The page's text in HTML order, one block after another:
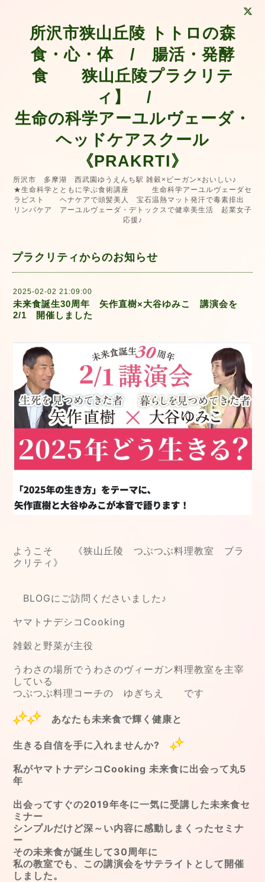
所沢市狭山丘陵 トトロの森
食・心・体 / 腸活・発酵
食 狭山丘陵プラクリテ
ィ】 /
生命の科学アーユルヴェーダ・
ヘッドケアスクール
《PRAKRTI》
所沢市 多摩湖 西武園ゆうえんち駅 雑穀×ビーガン×おいしい♪
★生命科学とともに学ぶ食術講座 生命科学アーユルヴェーダセ
ラピスト ヘナケアで頭髪美人 宝石温熱マット発汗で毒素排出
リンパケア アーユルヴェーダ・デトックスで健幸美生活 起業女子
応援♪
プラクリティからのお知らせ
2025-02-02 21:09:00
未来食誕生30周年 矢作直樹×大谷ゆみこ 講演会を
2/1 開催しました
ようこそ 《狭山丘陵 つぶつぶ料理教室 ブラ
クリティ》
BLOGにご訪問くださいました♪
ヤマトナデシコCooking
雑穀と野菜が主役
うわさの場所でうわさのヴィーガン料理教室を主宰
している
つぶつぶ料理コーチの ゆぎちえ です
あなたも未来食で輝く健康と
生きる自信を手に入れませんか?
私がヤマトナデシコCooking 未来食に出会って丸5
年
出会ってすぐの2019年冬に一気に受講した未来食セ
ミナー
シンプルだけど深～い内容に感動しまくったセミナ
ー
その未来食が誕生して30周年に
私の教室でも、この講演会をサテライトとして開催
しました。